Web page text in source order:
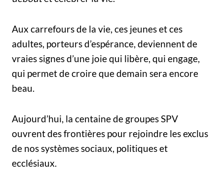
Aux carrefours de la vie, ces jeunes et ces
adultes, porteurs d’espérance, deviennent de
vraies signes d’une joie qui libère, qui engage,
qui permet de croire que demain sera encore
beau.
Aujourd’hui, la centaine de groupes SPV
ouvrent des frontières pour rejoindre les exclus
de nos systèmes sociaux, politiques et
ecclésiaux.